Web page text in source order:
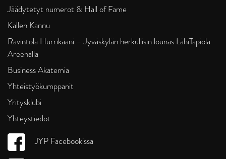
Jäädytetyt numerot & Hall of Fame
Kallen Kannu
Ravintola Hurrikaani – Jyväskylän herkullisin lounas LähiTapiola
Areenalla
Business Akatemia
Yhteistyökumppanit
Yritysklubi
Yhteystiedot
JYP Facebookissa